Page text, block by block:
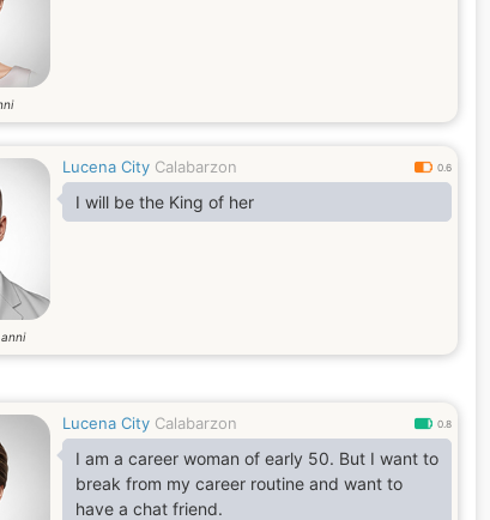
Lucena City Calabarzon 0.6
I will be the King of her
anni
Lucena City Calabarzon 0.8
I am a career woman of early 50. But I want to
break from my career routine and want to
have a chat friend.